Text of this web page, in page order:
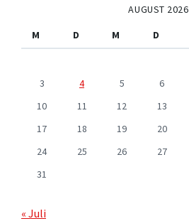
AUGUST 2026
M
D M D
3
4 5 6
10
11 12 13
17
18 19 20
24
25 26 27
31
« Juli